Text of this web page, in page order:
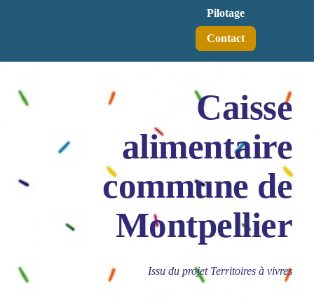
Pilotage
Contact
Caisse
alimentaire
commune de
Montpellier
Issu du projet Territoires à vivres